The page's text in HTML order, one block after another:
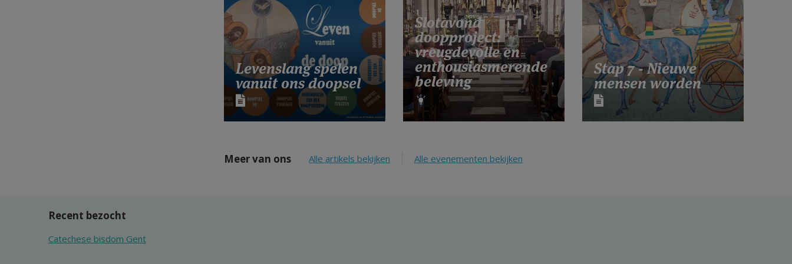
Levenslang spelen
vanuit ons doopsel
Slotavond
doopproject:
vreugdevolle en
enthousiasmerende
beleving
Stap 7 - Nieuwe
mensen worden
Meer van ons Alle artikels bekijken Alle evenementen bekijken
Recent bezocht
Catechese bisdom Gent